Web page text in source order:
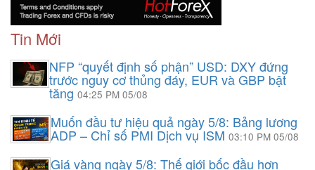
Tin Mới
NFP “quyết định số phận” USD: DXY đứng
trước nguy cơ thủng đáy, EUR và GBP bật
tăng04:25 PM 05/08
Muốn đầu tư hiệu quả ngày 5/8: Bảng lương
ADP – Chỉ số PMI Dịch vụ ISM 03:10 PM 05/08
Giá vàng ngày 5/8: Thế giới bốc đầu hơn